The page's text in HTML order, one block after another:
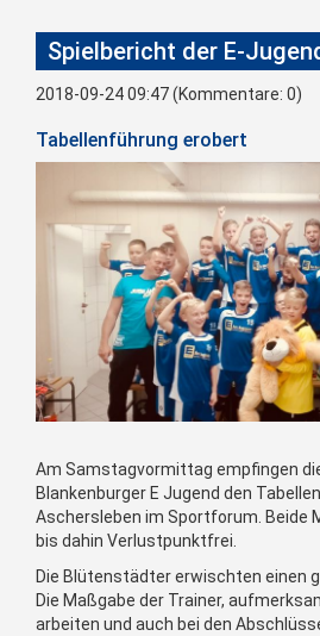
Spielbericht der E-
2018-09-24 09:47(Kommentare: 0)
Tabellenführung erobert
Am Samstagvormittag empfingen
Blankenburger E Jugend den
Aschersleben im Sportforum. Beide
bis dahin Verlustpunktfrei.
Die Blütenstädter erwischten einen
Die Maßgabe der Trainer,
arbeiten und auch bei den